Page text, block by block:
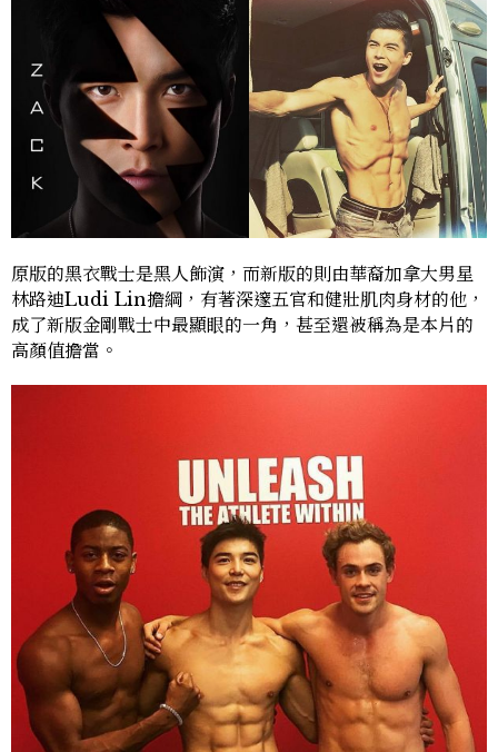
原版的黑衣戰士是黑人飾演，而新版的則由華裔加拿大男星
林路迪Ludi Lin擔綱，有著深邃五官和健壯肌肉身材的他，
成了新版金剛戰士中最顯眼的一角，甚至還被稱為是本片的
高顏值擔當。